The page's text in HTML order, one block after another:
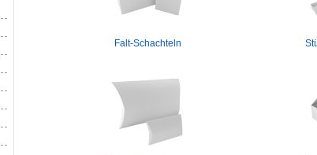
Falt-Schachteln